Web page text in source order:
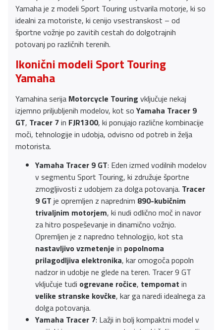
Yamaha je z modeli Sport Touring ustvarila motorje, ki so
idealni za motoriste, ki cenijo vsestranskost – od
športne vožnje po zavitih cestah do dolgotrajnih
potovanj po različnih terenih.
Ikonični modeli Sport Touring
Yamaha
Yamahina serija Motorcycle Touring vključuje nekaj
izjemno priljubljenih modelov, kot soYamaha Tracer 9
GT, Tracer 7in FJR1300, ki ponujajo različne kombinacije
moči, tehnologije in udobja, odvisno od potreb in želja
motorista.
Yamaha Tracer 9 GT: Eden izmed vodilnih modelov
v segmentu Sport Touring, ki združuje športne
zmogljivosti z udobjem za dolga potovanja. Tracer
9 GT je opremljen z naprednim 890-kubičnim
trivaljnim motorjem, ki nudi odlično moč in navor
za hitro pospeševanje in dinamično vožnjo.
Opremljen je z napredno tehnologijo, kot sta
nastavljivo vzmetenje in popolnoma
prilagodljiva elektronika, kar omogoča popoln
nadzor in udobje ne glede na teren. Tracer 9 GT
vključuje tudi ogrevane ročice, tempomat in
velike stranske kovčke, kar ga naredi idealnega za
dolga potovanja.
Yamaha Tracer 7: Lažji in bolj kompaktni model v